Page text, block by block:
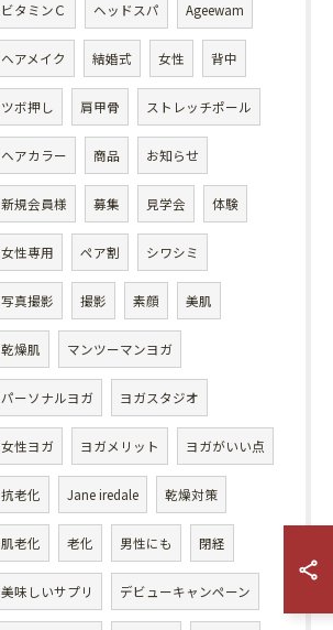
ビタミンＣ ヘッドスパ Ageewam
ヘアメイク 結婚式 女性 背中
ツボ押し 肩甲骨 ストレッチポール
ヘアカラー 商品 お知らせ
新規会員様 募集 見学会 体験
女性専用 ペア割 シワシミ
写真撮影 撮影 素顔 美肌
乾燥肌 マンツーマンヨガ
パーソナルヨガ ヨガスタジオ
女性ヨガ ヨガメリット ヨガがいい点
抗老化 Jane iredale 乾燥対策
肌老化 老化 男性にも 閉経
美味しいサプリ デビューキャンペーン